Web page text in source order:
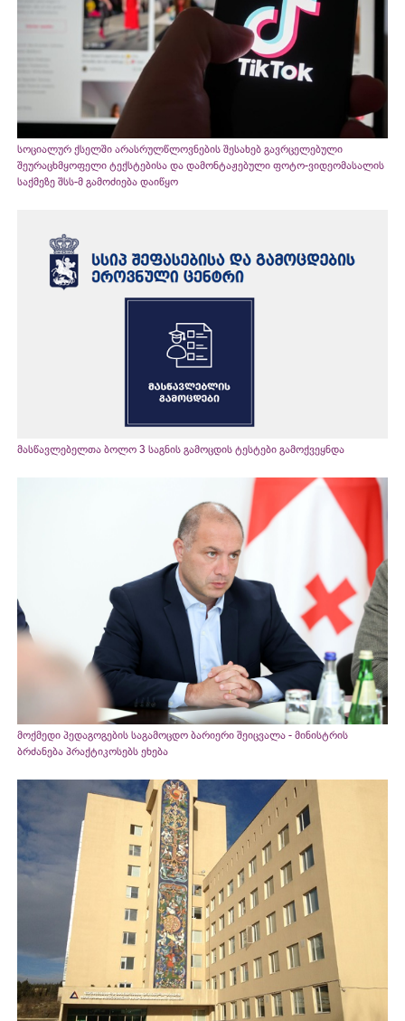
სოციალურ ქსელში არასრულწლოვნების შესახებ გავრცელებული
შეურაცხმყოფელი ტექსტებისა და დამონტაჟებული ფოტო-ვიდეომასალის
საქმეზე შსს-მ გამოძიება დაიწყო
მასწავლებელთა ბოლო 3 საგნის გამოცდის ტესტები გამოქვეყნდა
მოქმედი პედაგოგების საგამოცდო ბარიერი შეიცვალა - მინისტრის
ბრძანება პრაქტიკოსებს ეხება